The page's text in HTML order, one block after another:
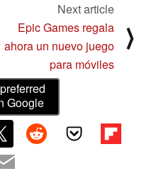
Next article
Epic Games regala
ahora un nuevo juego
para móviles
⟩
Google